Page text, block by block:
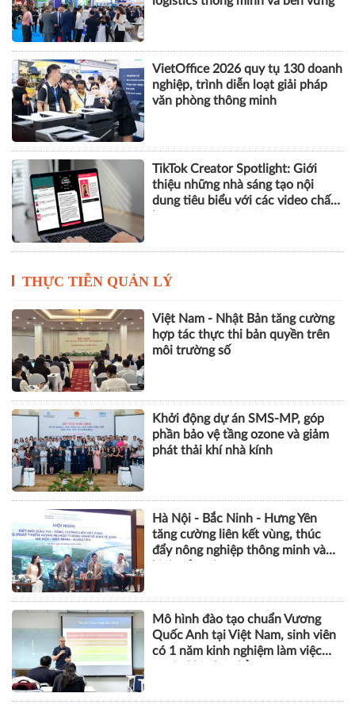
nghiệp Hà Nội
VILOG 2026 quy tụ hơn 450
doanh nghiệp, thúc đẩy phát triển
logistics thông minh và bền vững
VietOffice 2026 quy tụ 130 doanh
nghiệp, trình diễn loạt giải pháp
văn phòng thông minh
TikTok Creator Spotlight: Giới
lượng cao tại Việt Nam
THỰC TIỄN QUẢN LÝ
Việt Nam - Nhật Bản tăng cường
hợp tác thực thi bản quyền trên
môi trường số
Khởi động dự án SMS-MP, góp
phần bảo vệ tầng ozone và giảm
phát thải khí nhà kính
Hà Nội - Bắc Ninh - Hưng Yên
tăng cường liên kết vùng, thúc
đẩy nông nghiệp thông minh và